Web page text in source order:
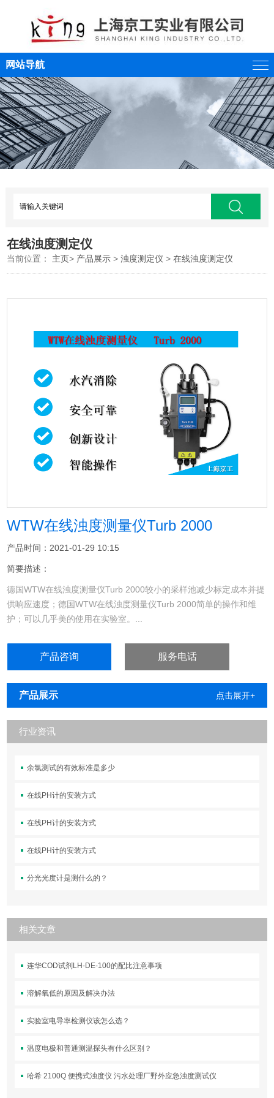
网站导航
在线浊度测定仪
当前位置： 主页> 产品展示 >浊度测定仪 >在线浊度测定仪
WTW在线浊度测量仪Turb 2000
产品时间：2021-01-29 10:15
简要描述：
德国WTW在线浊度测量仪Turb 2000较小的采样池减少标定成本并提
供响应速度；德国WTW在线浊度测量仪Turb 2000简单的操作和维
护；可以几乎美的使用在实验室。...
产品咨询 服务电话
产品展示 点击展开+
行业资讯
余氯测试的有效标准是多少
在线PH计的安装方式
在线PH计的安装方式
在线PH计的安装方式
分光光度计是测什么的？
相关文章
连华COD试剂LH-DE-100的配比注意事项
溶解氧低的原因及解决办法
实验室电导率检测仪该怎么选？
温度电极和普通测温探头有什么区别？
哈希 2100Q 便携式浊度仪 污水处理厂野外应急浊度测试仪